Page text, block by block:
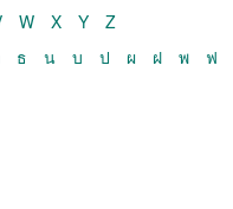
W X Y
Z
ธ น บ ป ผ ฝ พ ฟ